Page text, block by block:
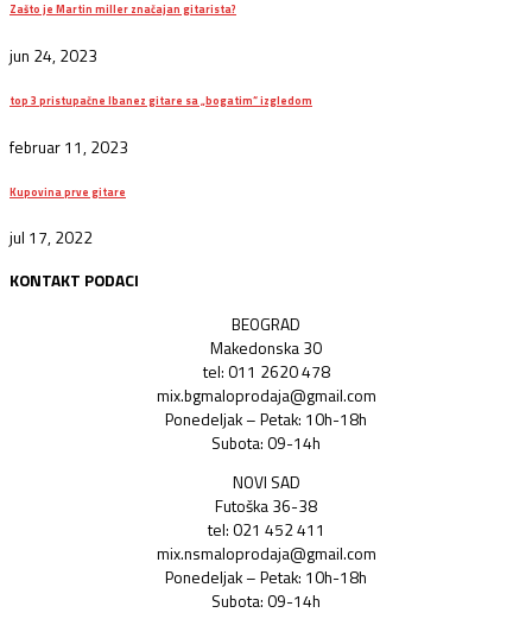
Zašto je Martin miller značajan gitarista?
jun 24, 2023
top 3 pristupačne Ibanez gitare sa „bogatim“ izgledom
februar 11, 2023
Kupovina prve gitare
jul 17, 2022
KONTAKT PODACI
BEOGRAD
Makedonska 30
tel: 011 2620 478
mix.bgmaloprodaja@gmail.com
Ponedeljak – Petak: 10h-18h
Subota: 09-14h
NOVI SAD
Futoška 36-38
tel: 021 452 411
mix.nsmaloprodaja@gmail.com
Ponedeljak – Petak: 10h-18h
Subota: 09-14h